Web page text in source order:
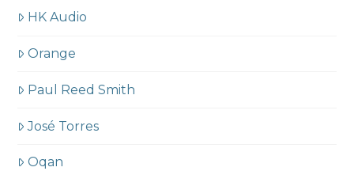
HK Audio
Orange
Paul Reed Smith
José Torres
Oqan